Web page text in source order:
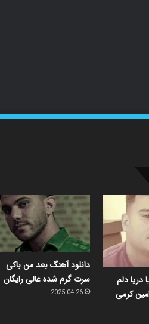
دریا دلم
کرمی
دانلود آهنگ بعد من باکی
سرت گرم شده عالی رایگان
2025-04-26